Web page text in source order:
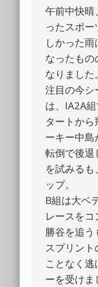
午前中快晴
ったスポー
しかった
なったも
なりました。
注目の今シ
は、IA2A
タートか
ーキー中
転倒で後退
を試みるも
ップ。
B組は大ベ
レースを
勝谷を追
スプリント
ことなく
ーを受けま